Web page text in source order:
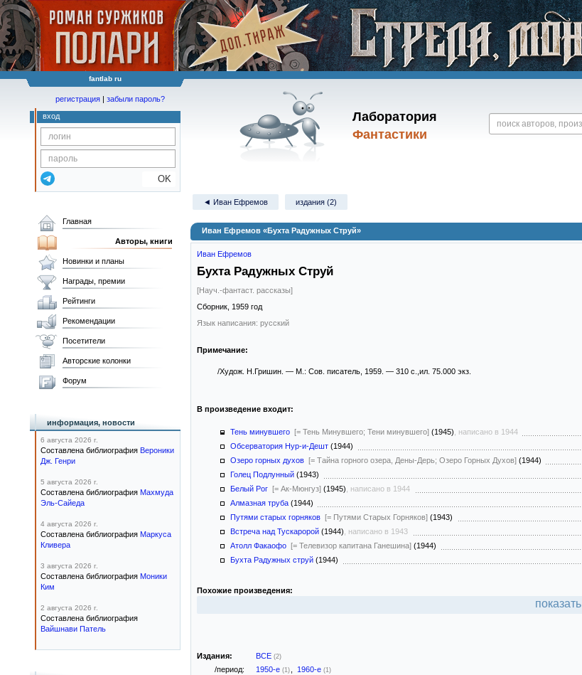
fantlab ru
Лаборатория
Фантастики
регистрация | забыли пароль?
вход
OK
◄ Иван Ефремов издания (2)
Иван Ефремов «Бухта Радужных Струй»
Иван Ефремов
Бухта Радужных Струй
[Науч.-фантаст. рассказы]
Сборник, 1959 год
Язык написания: русский
Примечание:
/Худож. Н.Гришин. — М.: Сов. писатель, 1959. — 310 с.,ил. 75.000 экз.
В произведение входит:
Тень минувшего [= Тень Минувшего; Тени минувшего] (1945) , написано в 1944
Обсерватория Нур-и-Дешт (1944)
Озеро горных духов [= Тайна горного озера, Дены-Дерь; Озеро Горных Духов] (1944)
Голец Подлунный (1943)
Белый Рог [= Ак-Мюнгуз] (1945) , написано в 1944
Алмазная труба (1944)
Путями старых горняков [= Путями Старых Горняков] (1943)
Встреча над Тускаророй (1944) , написано в 1943
Атолл Факаофо [= Телевизор капитана Ганешина] (1944)
Бухта Радужных струй (1944)
Похожие произведения:
показать
Издания: ВСЕ (2)
/период: 1950-е (1) 1960-е (1)
Главная
Авторы, книги
Новинки и планы
Награды, премии
Рейтинги
Рекомендации
Посетители
Авторские колонки
Форум
информация, новости
6 августа 2026 г.
Составлена библиография Вероники
Дж. Генри
5 августа 2026 г.
Составлена библиография Махмуда
Эль-Сайеда
4 августа 2026 г.
Составлена библиография Маркуса
Кливера
3 августа 2026 г.
Составлена библиография Моники
Ким
2 августа 2026 г.
Составлена библиография
Вайшнави Патель